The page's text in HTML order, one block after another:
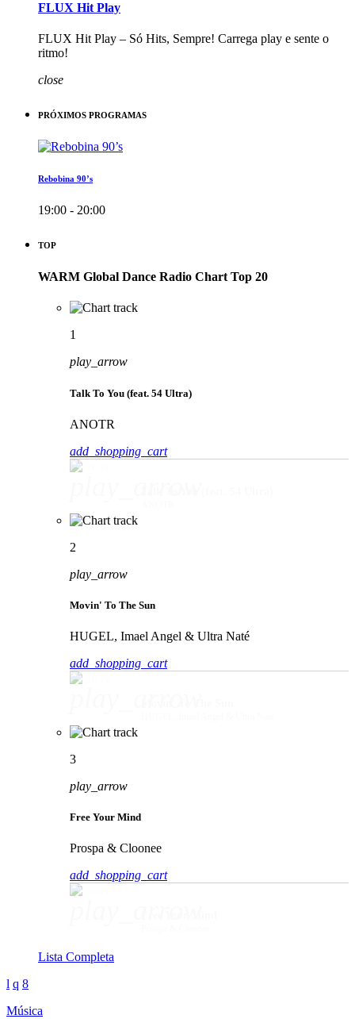
FLUX Hit Play
FLUX Hit Play – Só Hits, Sempre! Carrega play e sente o
ritmo!
close
PRÓXIMOS PROGRAMAS
Rebobina 90’s
19:00 - 20:00
TOP
WARM Global Dance Radio Chart Top 20
1
play_arrow
Talk To You (feat. 54 Ultra)
ANOTR
add_shopping_cart
2
play_arrow
Movin' To The Sun
HUGEL, Imael Angel & Ultra Naté
add_shopping_cart
3
play_arrow
Free Your Mind
Prospa & Cloonee
add_shopping_cart
Lista Completa
Música